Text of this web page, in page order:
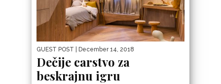
GUEST POST | December 14, 2018
Dečije carstvo za
beskrajnu igru